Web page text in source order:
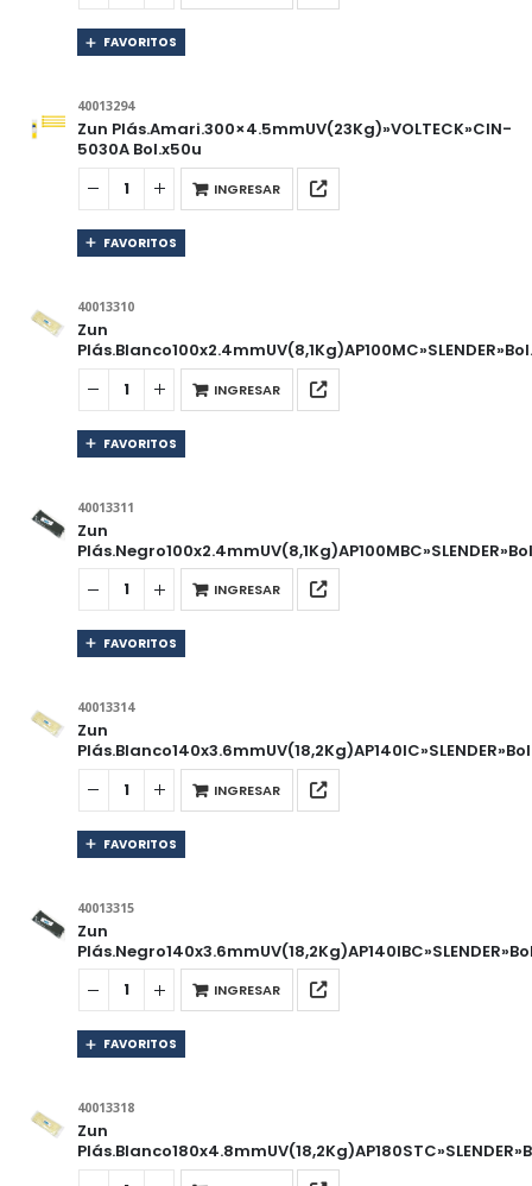
FAVORITOS
40013294
Zun Plás.Amari.300×4.5mmUV(23Kg)»VOLTECK»CIN-
5030A Bol.x50u
INGRESAR
FAVORITOS
40013310
Zun
INGRESAR
FAVORITOS
40013311
Zun
INGRESAR
FAVORITOS
40013314
Zun
INGRESAR
FAVORITOS
40013315
Zun
INGRESAR
FAVORITOS
40013318
Zun